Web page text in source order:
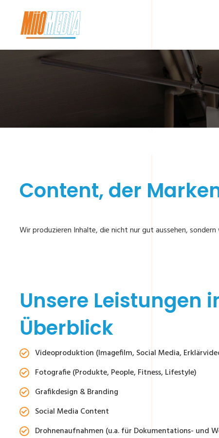
Content, der
Wir produzieren Inhalte, die nicht nur gut aussehen,
Unsere Leistungen
Überblick
Videoproduktion (Imagefilm, Social Media,
Fotografie (Produkte, People, Fitness, Lifestyle)
Grafikdesign & Branding
Social Media Content
Drohnenaufnahmen (u.a. für Dokumentations- und